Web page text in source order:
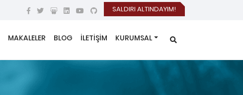
SALDIRI ALTINDAYIM!
MAKALELER BLOG İLETİŞİM KURUMSAL